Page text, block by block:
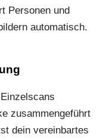
Personen und
automatisch.
zusammengeführt
dein vereinbartes